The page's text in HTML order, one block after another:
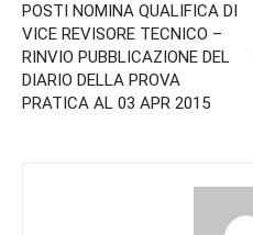
POSTI NOMINA QUALIFICA DI
VICE REVISORE TECNICO –
RINVIO PUBBLICAZIONE DEL
DIARIO DELLA PROVA
PRATICA AL 03 APR 2015